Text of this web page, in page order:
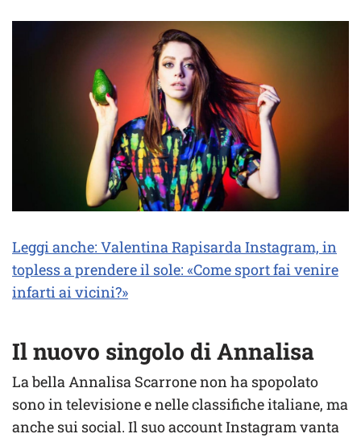
Leggi anche: Valentina Rapisarda Instagram, in
topless a prendere il sole: «Come sport fai venire
infarti ai vicini?»
Il nuovo singolo di Annalisa
La bella Annalisa Scarrone non ha spopolato
sono in televisione e nelle classifiche italiane, ma
anche sui social. Il suo account Instagram vanta